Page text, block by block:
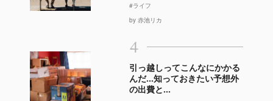
#ライフ
by 赤池リカ
4
引っ越しってこんなにかかる
んだ…知っておきたい予想外
の出費と...